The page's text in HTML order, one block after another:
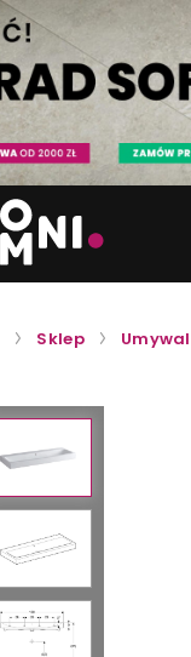
Sklep